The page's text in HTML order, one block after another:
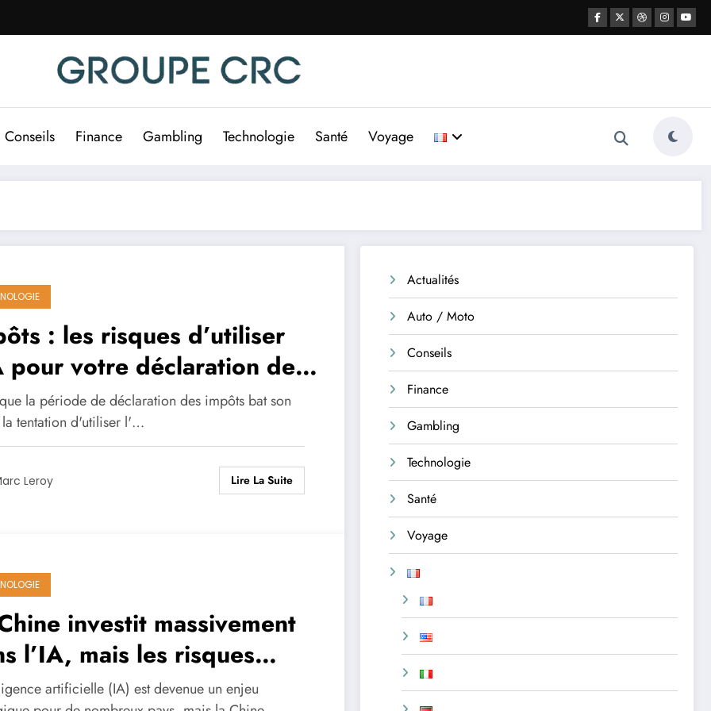
Conseils Finance Gambling Technologie Santé Voyage
: les risques d’utiliser
pour votre déclaration de
la période de déclaration des impôts bat son
tentation d'utiliser l'…
Leroy Lire La Suite
investit massivement
l’IA, mais les risques
crise approchent
artificielle (IA) est devenue un enjeu
Actualités
Auto / Moto
Conseils
Finance
Gambling
Technologie
Santé
Voyage